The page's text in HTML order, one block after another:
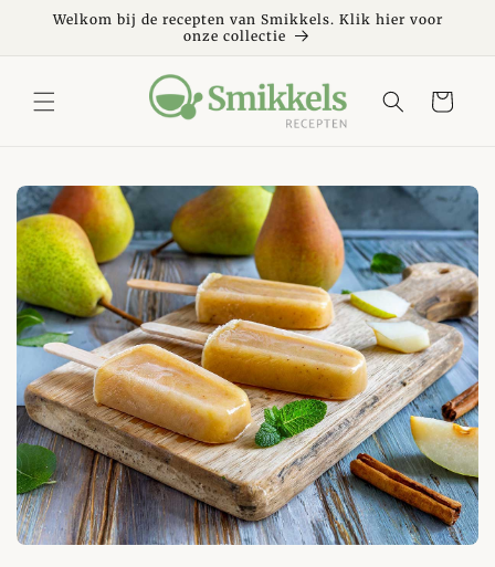
naar de
Welkom bij de recepten van Smikkels. Klik hier voor
onze collectie
Winkelwagen